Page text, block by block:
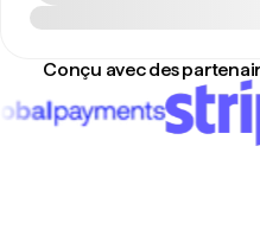
Conçu avec des